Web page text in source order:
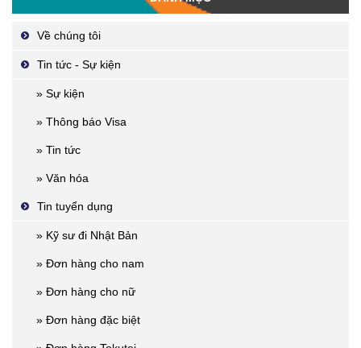
Về chúng tôi
Tin tức - Sự kiện
» Sự kiện
» Thông báo Visa
» Tin tức
» Văn hóa
Tin tuyển dụng
» Kỹ sư đi Nhật Bản
» Đơn hàng cho nam
» Đơn hàng cho nữ
» Đơn hàng đặc biệt